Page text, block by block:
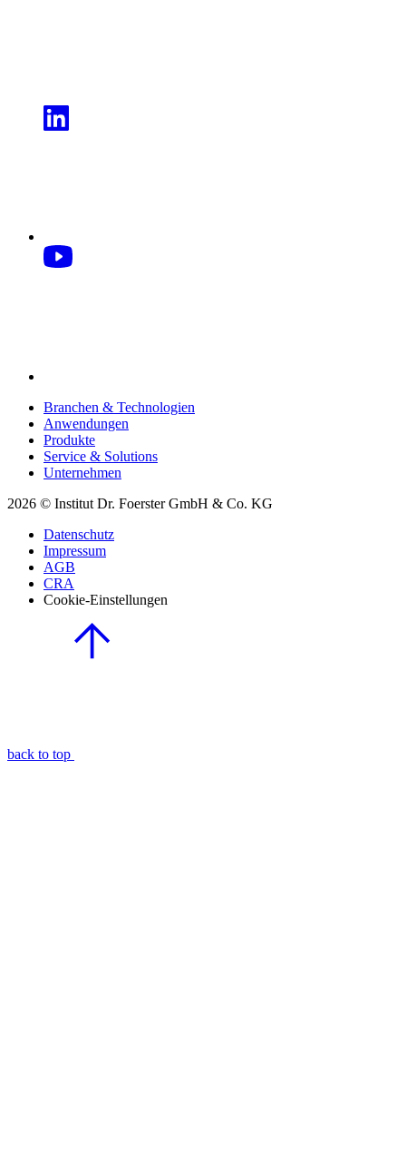
Branchen & Technologien
Anwendungen
Produkte
Service & Solutions
Unternehmen
2026 © Institut Dr. Foerster GmbH & Co. KG
Datenschutz
Impressum
AGB
CRA
Cookie-Einstellungen
back to top